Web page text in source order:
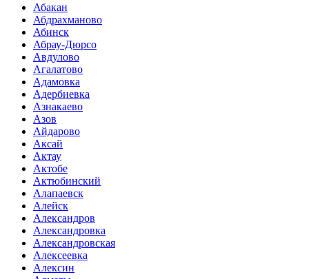
Абакан
Абдрахманово
Абинск
Абрау-Дюрсо
Авдулово
Агалатово
Адамовка
Адербиевка
Азнакаево
Азов
Айдарово
Аксай
Актау
Актобе
Актюбинский
Алапаевск
Алейск
Александров
Александровка
Александровская
Алексеевка
Алексин